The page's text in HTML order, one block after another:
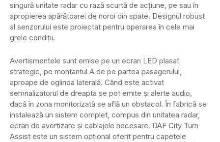
singură unitate radar cu rază scurtă de acțiune, pe sau în
apropierea apărătoarei de noroi din spate. Designul robust
al senzorului este proiectat pentru operarea în cele mai
grele condiții.
Avertismentele sunt emise pe un ecran LED plasat
strategic, pe montantul A de pe partea pasagerului,
aproape de oglinda laterală. Când este activat
semnalizatorul de dreapta se pot emite și alerte audio,
dacă în zona monitorizată se află un obstacol. În fabrică se
instalează un sistem complet, compus din unitatea radar,
ecran de avertizare și cablajele necesare. DAF City Turn
Assist este un sistem opțional oferit pentru capetele